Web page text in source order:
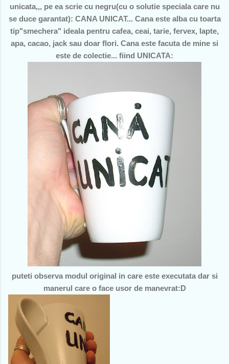
unicata,,, pe ea scrie cu negru(cu o solutie speciala care nu
se duce garantat): CANA UNICAT... Cana este alba cu toarta
tip"smechera" ideala pentru cafea, ceai, tarie, fervex, lapte,
apa, cacao, jack sau doar flori. Cana este facuta de mine si
este de colectie... fiind UNICATA:
puteti observa modul original in care este executata dar si
manerul care o face usor de manevrat:D